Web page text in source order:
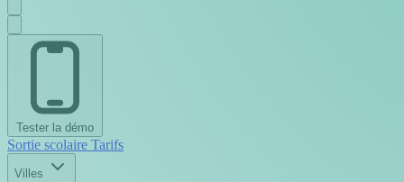
Tester la démo
Sortie scolaire Tarifs
Villes